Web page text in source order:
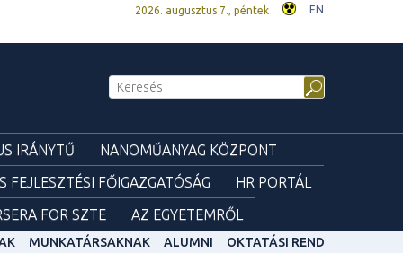
2026. augusztus 7., péntek EN
IRÁNYTŰ
NANOMŰANYAG KÖZPONT
FEJLESZTÉSI FŐIGAZGATÓSÁG
HR PORTÁL
FOR SZTE AZ EGYETEMRŐL
MUNKATÁRSAKNAK ALUMNI OKTATÁSI REND